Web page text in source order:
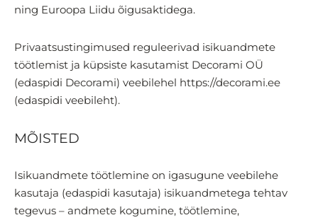
ning Euroopa Liidu õigusaktidega.
Privaatsustingimused reguleerivad isikuandmete
töötlemist ja küpsiste kasutamist Decorami OÜ
(edaspidi Decorami) veebilehel https://decorami.ee
(edaspidi veebileht).
MÕISTED
Isikuandmete töötlemine on igasugune veebilehe
kasutaja (edaspidi kasutaja) isikuandmetega tehtav
tegevus – andmete kogumine, töötlemine,